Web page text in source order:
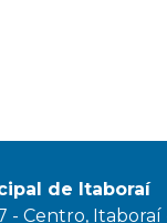
de Itaboraí
Centro, Itaboraí